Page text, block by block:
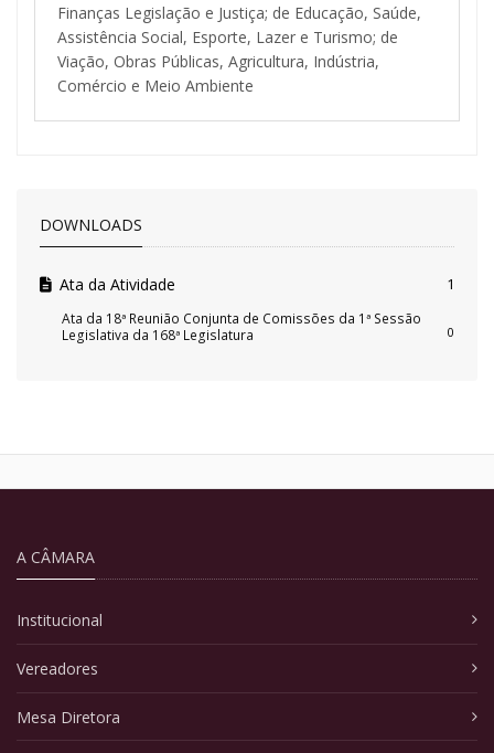
Finanças Legislação e Justiça; de Educação, Saúde,
Assistência Social, Esporte, Lazer e Turismo; de
Viação, Obras Públicas, Agricultura, Indústria,
Comércio e Meio Ambiente
DOWNLOADS
Ata da Atividade 1
Ata da 18ª Reunião Conjunta de Comissões da 1ª Sessão
Legislativa da 168ª Legislatura
0
A CÂMARA
Institucional
Vereadores
Mesa Diretora